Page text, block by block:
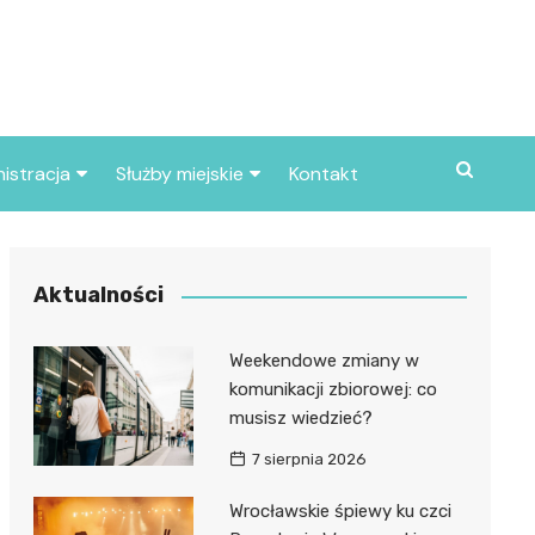
miasta
Służby miejskie
Policja
Kontakt
Aktualności
Weekendowe zmiany w
komunikacji zbiorowej: co
musisz wiedzieć?
7 sierpnia 2026
Wrocławskie śpiewy ku czci